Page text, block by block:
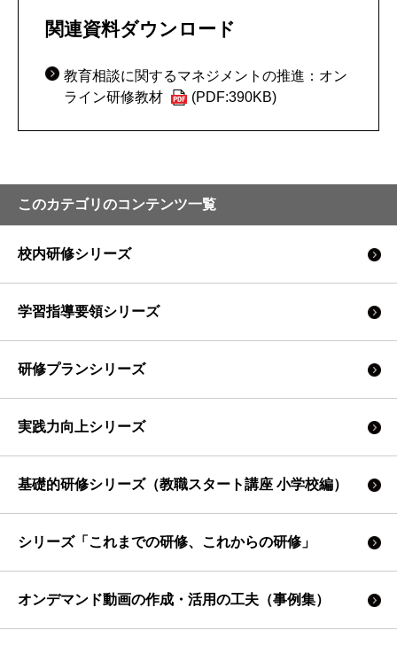
関連資料ダウンロード
教育相談に関するマネジメントの推進：オン
ライン研修教材
(PDF:390KB)
このカテゴリのコンテンツ一覧
校内研修シリーズ
学習指導要領シリーズ
研修プランシリーズ
実践力向上シリーズ
基礎的研修シリーズ（教職スタート講座 小学校編）
シリーズ「これまでの研修、これからの研修」
オンデマンド動画の作成・活用の工夫（事例集）